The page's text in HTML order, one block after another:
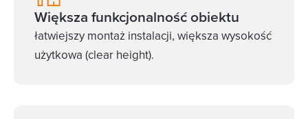
Większa funkcjonalność obiektu
łatwiejszy montaż instalacji, większa wysokość
użytkowa (clear height).